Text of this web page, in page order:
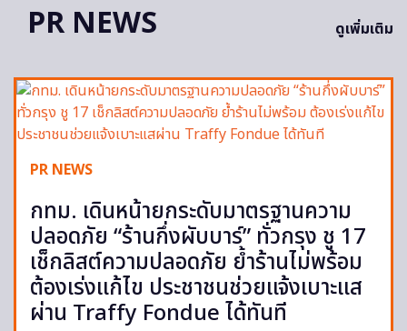
PR NEWS ดูเพิ่มเติม
PR NEWS
กทม. เดินหน้ายกระดับมาตรฐานความ
ปลอดภัย “ร้านกึ่งผับบาร์” ทั่วกรุง ชู 17
เช็กลิสต์ความปลอดภัย ย้ำร้านไม่พร้อม
ต้องเร่งแก้ไข ประชาชนช่วยแจ้งเบาะแส
ผ่าน Traffy Fondue ได้ทันที